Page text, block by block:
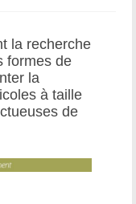
la recherche
formes de
la
à taille
de